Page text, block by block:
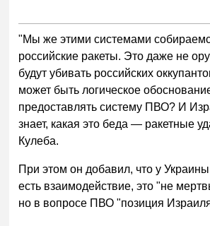
"Мы же этими системами
российские ракеты. Это даже не
будут убивать российских
может быть логическое
предоставлять систему ПВО? И
знает, какая это беда — ракетные
Кулеба.
При этом он добавил, что у
есть взаимодействие, это "не
но в вопросе ПВО "позиция